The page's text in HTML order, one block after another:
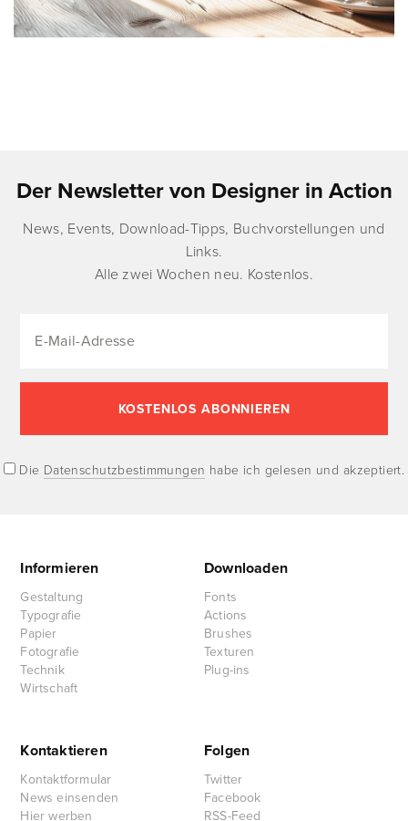
Der Newsletter von Designer in Action
News, Events, Download-Tipps, Buchvorstellungen und
Links.
Alle zwei Wochen neu. Kostenlos.
Die Datenschutzbestimmungen habe ich gelesen und akzeptiert.
Informieren
Gestaltung
Typografie
Papier
Fotografie
Technik
Wirtschaft
Downloaden
Fonts
Actions
Brushes
Texturen
Plug-ins
Kontaktieren
Kontaktformular
News einsenden
Hier werben
Folgen
Twitter
Facebook
RSS-Feed